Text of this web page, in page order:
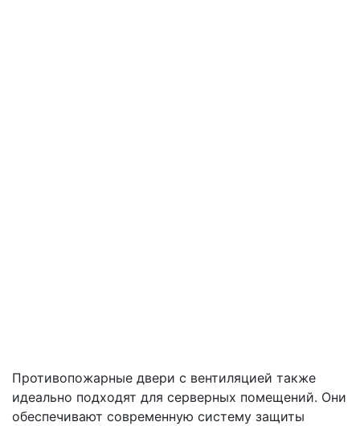
Противопожарные двери с вентиляцией также
идеально подходят для серверных помещений. Они
обеспечивают современную систему защиты